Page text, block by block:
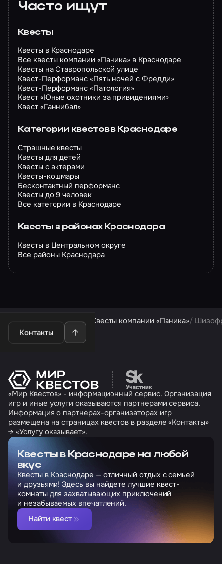
Часто ищут
Квесты
Квесты в Краснодаре
Все квесты компании «Паника» в Краснодаре
Квесты на Ставропольской улице
Квест-Перформанс «Пять ночей с Фредди»
Квест-Перформанс «Патология»
Квест «Юные охотники за привидениями»
Квест «Ганнибал»
Категории квестов в Краснодаре
Страшные квесты
Квесты для детей
Квесты с актерами
Квесты-кошмары
Бесконтактный перформанс
Квесты до 9 человек
Все категории в Краснодаре
Квесты в районах Краснодара
Квесты в Центральном округе
Все районы Краснодара
Контакты
Квесты в Краснодаре Квесты компании «Паника»
Перейти на сайт
«Мир Квестов» - информационный сервис. Организация
игр и иные услуги оказываются партнерами сервиса.
Информация о партнерах-организаторах игр
размещена на страницах квестов в разделе «Контакты»
→ «Услугу оказывает».
Квесты в Краснодаре на любой
вкус
Квесты в Краснодаре — отличный отдых с семьей
и друзьями! Здесь вы найдете лучшие квест-
комнаты для захватывающих приключений
и незабываемых впечатлений.
Найти квест